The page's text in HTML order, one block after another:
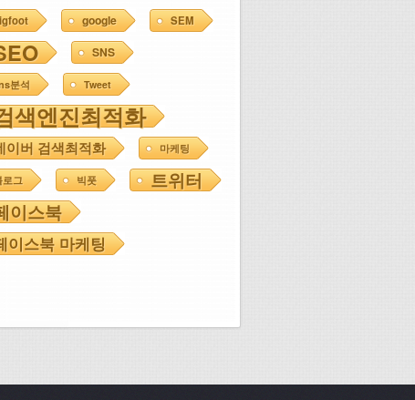
google SEM
SNS
분석 Tweet
색엔진최적화
이버 검색최적화 마케팅
그 빅풋
트위터
이스북
이스북 마케팅